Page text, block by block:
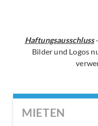
Haftungsausschluss
Bilder und Logos
MIETEN